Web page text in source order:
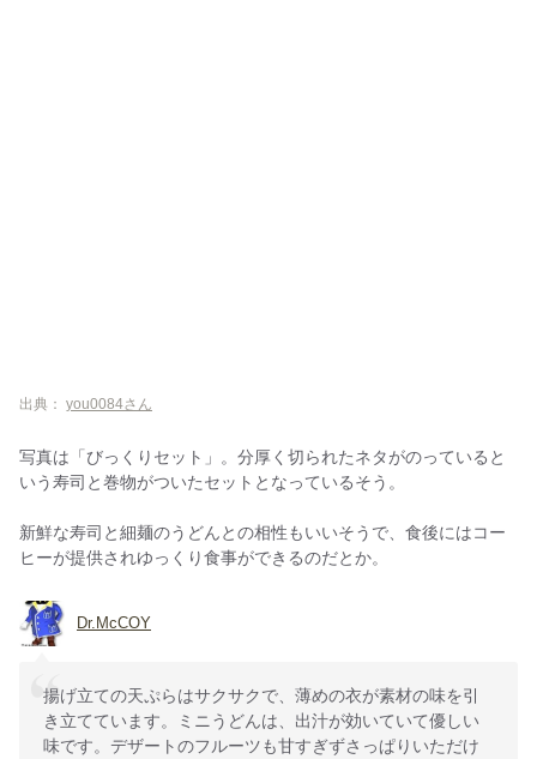
出典： you0084さん
写真は「びっくりセット」。分厚く切られたネタがのっていると
いう寿司と巻物がついたセットとなっているそう。
新鮮な寿司と細麺のうどんとの相性もいいそうで、食後にはコー
ヒーが提供されゆっくり食事ができるのだとか。
Dr.McCOY
揚げ立ての天ぷらはサクサクで、薄めの衣が素材の味を引
き立てています。ミニうどんは、出汁が効いていて優しい
味です。デザートのフルーツも甘すぎずさっぱりいただけ